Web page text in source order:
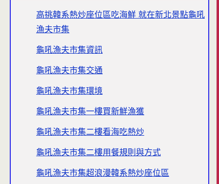
高挑韓系熱炒座位區吃海鮮 就在新北景點龜吼
漁夫市集
龜吼漁夫市集資訊
龜吼漁夫市集交通
龜吼漁夫市集環境
龜吼漁夫市集一樓買新鮮漁獲
龜吼漁夫市集二樓看海吃熱炒
龜吼漁夫市集二樓用餐規則與方式
龜吼漁夫市集超浪漫韓系熱炒座位區